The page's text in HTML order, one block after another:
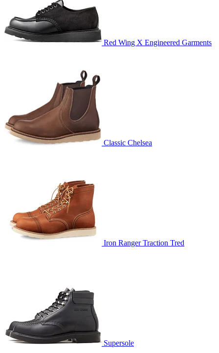
Red Wing X Engineered Garments
Classic Chelsea
Iron Ranger Traction Tred
Supersole